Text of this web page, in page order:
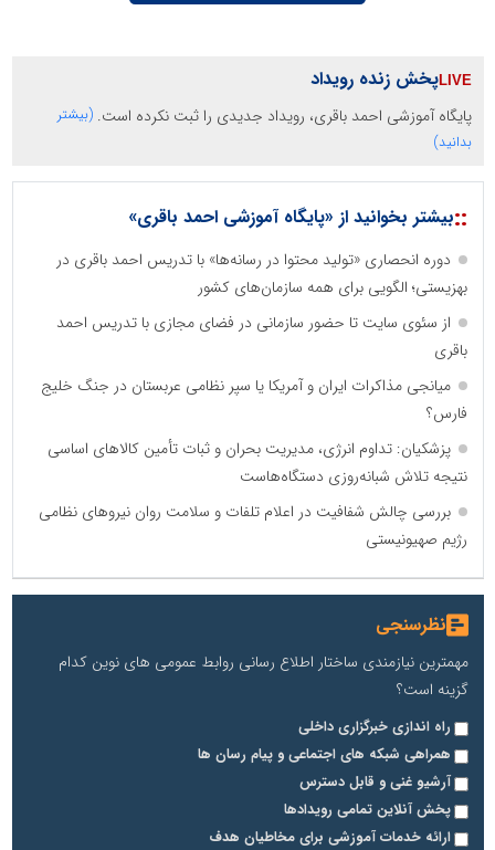
پخش زنده رویداد
پایگاه آموزشی احمد باقری، رویداد جدیدی را ثبت نکرده است. (بیشتر
بدانید)
::بیشتر بخوانید از «پایگاه آموزشی احمد باقری»
دوره انحصاری «تولید محتوا در رسانه‌ها» با تدریس احمد باقری در
بهزیستی؛ الگویی برای همه سازمان‌های کشور
از سئوی سایت تا حضور سازمانی در فضای مجازی با تدریس احمد
باقری
میانجی مذاکرات ایران و آمریکا یا سپر نظامی عربستان در جنگ خلیج
فارس؟
پزشکیان: تداوم انرژی، مدیریت بحران و ثبات تأمین کالاهای اساسی
نتیجه تلاش شبانه‌روزی دستگاه‌هاست
بررسی چالش شفافیت در اعلام تلفات و سلامت روان نیروهای نظامی
رژیم صهیونیستی
نظرسنجی
مهمترین نیازمندی ساختار اطلاع رسانی روابط عمومی های نوین کدام
گزینه است؟
راه اندازی خبرگزاری داخلی
همراهی شبکه های اجتماعی و پیام رسان ها
آرشیو غنی و قابل دسترس
پخش آنلاین تمامی رویدادها
ارائه خدمات آموزشی برای مخاطیان هدف